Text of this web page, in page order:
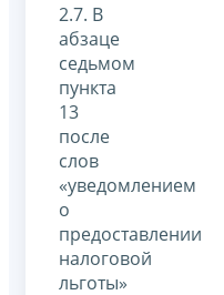
2.7. В
абзаце
седьмом
пункта
13
после
слов
«уведомлением
о
предоставлении
налоговой
льготы»